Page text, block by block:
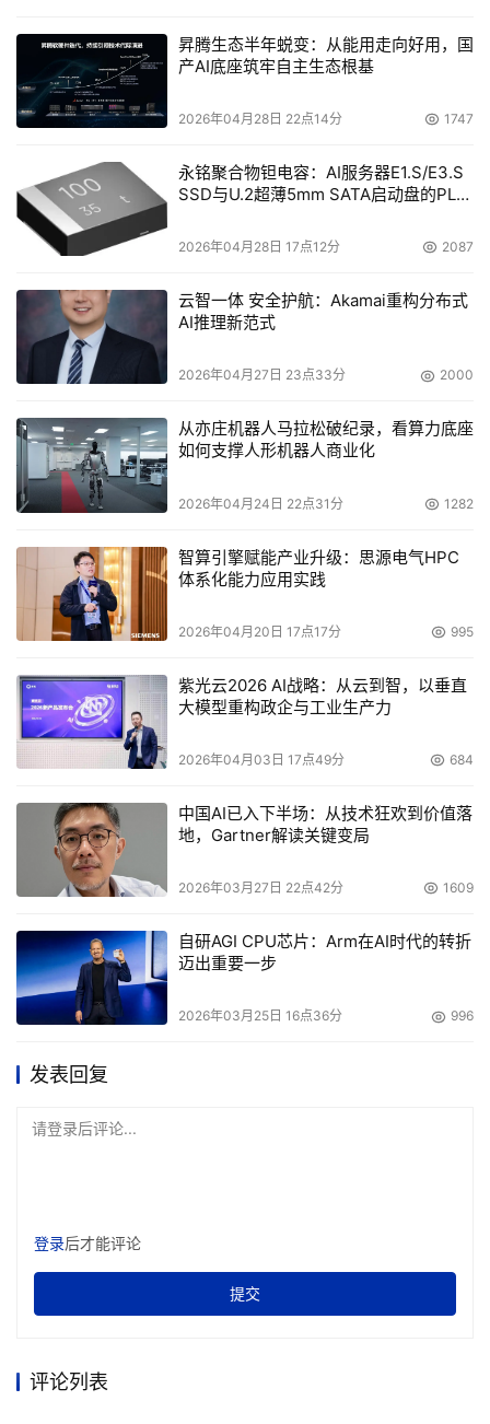
与处理时间，玩家的操作指令能快速被识别与执行，让玩家
尽享行云流水般的操作快感。在长时间游戏过程中，玩家也
无需频繁寻找电源，能够随时随地尽情沉浸在游戏世界之
中。另外，搭载全新HX处理器的笔记本在低能耗状态下维
持高性能输出，保证游戏画面精美逼真、物理效果真实并保
障信息的及时传达和响应，显著提升游戏的社交互动乐趣与
竞技对抗的精彩程度。
的高能效，以及卓越的AI特性，为OEM、ISV等合作伙伴提
供了更多潜力和可能性，为用户带来了更加非凡的体验。未
来，英特尔将继续携手产业伙伴，共同开拓和释放算力价
创新。
英特尔通过自身的产品优势，与软件、硬件合作伙伴多方配
合，积极推动AI PC产业的前进发展，目前正与产业协力为
2025年出货一亿台AI PC的目标稳步推进。Canalys预测，
到2028年PC市场将有80%都是AI PC。英特尔将持续助力
AI PC得到更广泛的普及，不断为消费者带来升级体验的创
新产品。
目前，雷蛇新品已经在京东上架，至高配备RTX5090显
卡，价格从24,999元起，补贴到手22,999元起。
本文来源于DOIT传媒，文章内容仅供参考，不构成投资建议。
昇腾生态半年蜕变：从能用走向好用，国
产AI底座筑牢自主生态根基
2026年04月28日 22点14分 1747
永铭聚合物钽电容：AI服务器E1.S/E3.S
SSD与U.2超薄5mm SATA启动盘的PLP
2026年04月28日 17点12分 2087
云智一体 安全护航：Akamai重构分布式
AI推理新范式
2026年04月27日 23点33分 2000
从亦庄机器人马拉松破纪录，看算力底座
如何支撑人形机器人商业化
2026年04月24日 22点31分 1282
智算引擎赋能产业升级：思源电气HPC
体系化能力应用实践
2026年04月20日 17点17分 995
紫光云2026 AI战略：从云到智，以垂直
大模型重构政企与工业生产力
2026年04月03日 17点49分 684
中国AI已入下半场：从技术狂欢到价值落
地，Gartner解读关键变局
2026年03月27日 22点42分 1609
自研AGI CPU芯片：Arm在AI时代的转折
迈出重要一步
2026年03月25日 16点36分 996
发表回复
请登录后评论...
登录后才能评论
提交
评论列表